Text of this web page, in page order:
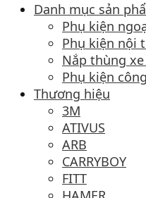
Danh mục sản
Phụ kiện
Phụ kiện nội
Nắp thùng
Phụ kiện
Thương hiệu
3M
ATIVUS
ARB
CARRYBOY
FITT